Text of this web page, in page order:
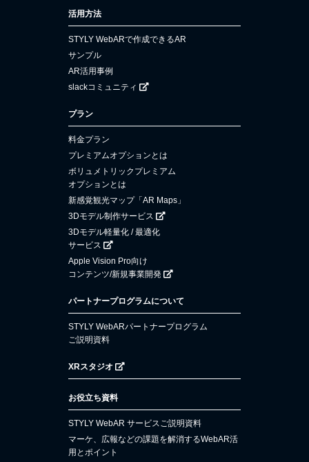
活用方法
STYLY WebARで作成できるAR
サンプル
AR活用事例
slackコミュニティ
プラン
料金プラン
プレミアムオプションとは
ボリュメトリックプレミアム
オプションとは
新感覚観光マップ「AR Maps」
3Dモデル制作サービス
3Dモデル軽量化 / 最適化
サービス
Apple Vision Pro向け
コンテンツ/新規事業開発
パートナープログラムについて
STYLY WebARパートナープログラム
ご説明資料
XRスタジオ
お役立ち資料
STYLY WebAR サービスご説明資料
マーケ、広報などの課題を解消するWebAR活
用とポイント